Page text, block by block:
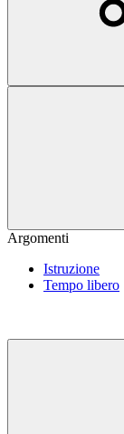
Argomenti
Istruzione
Tempo libero